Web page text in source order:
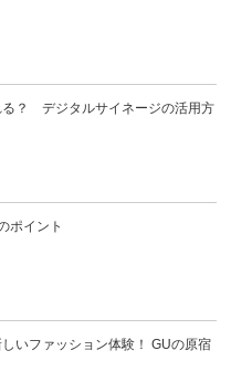
る？ デジタルサイネージの活用方
ポイント
いファッション体験！ GUの原宿